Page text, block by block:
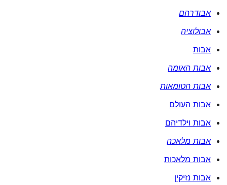
אבודרהם
אבולוציה
אבות
אבות האומה
אבות הטומאות
אבות העולם
אבות וילדיהם
אבות מלאכה
אבות מלאכות
אבות נזיקין